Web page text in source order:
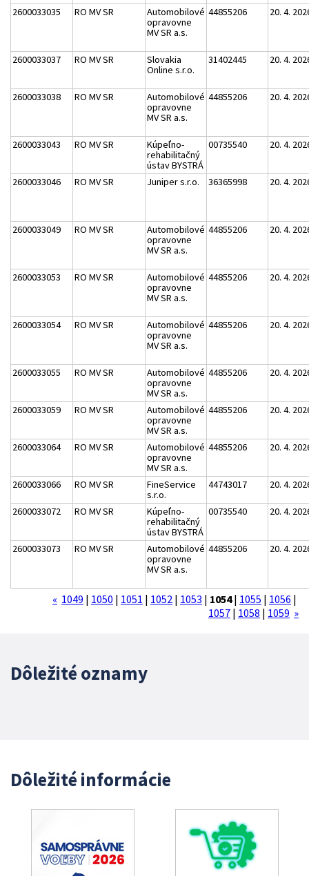
2600033035 RO MV SR
Automobilové
opravovne
MV SR a.s.
44855206 20. 4.
2600033037 RO MV SR
Slovakia
Online s.r.o.
31402445 20. 4.
2600033038 RO MV SR
Automobilové
opravovne
MV SR a.s.
44855206 20. 4.
2600033043 RO MV SR
Kúpeľno-
rehabilitačný
ústav BYSTRÁ
00735540 20. 4.
2600033046 RO MV SR Juniper s.r.o. 36365998 20. 4.
2600033049 RO MV SR
Automobilové
opravovne
MV SR a.s.
44855206 20. 4.
2600033053 RO MV SR
Automobilové
opravovne
MV SR a.s.
44855206 20. 4.
2600033054 RO MV SR
Automobilové
opravovne
MV SR a.s.
44855206 20. 4.
2600033055 RO MV SR
Automobilové
opravovne
MV SR a.s.
44855206 20. 4.
2600033059 RO MV SR
Automobilové
opravovne
MV SR a.s.
44855206 20. 4.
2600033064 RO MV SR
Automobilové
opravovne
MV SR a.s.
44855206 20. 4.
2600033066 RO MV SR
FineService
s.r.o.
44743017 20. 4.
2600033072 RO MV SR
Kúpeľno-
rehabilitačný
ústav BYSTRÁ
00735540 20. 4.
2600033073 RO MV SR
Automobilové
opravovne
MV SR a.s.
44855206 20. 4.
« 1049 | 1050 | 1051 | 1052 | 1053 | 1054| 1055 | 1056 |
1057 | 1058 | 1059 »
Dôležité oznamy
Dôležité informácie